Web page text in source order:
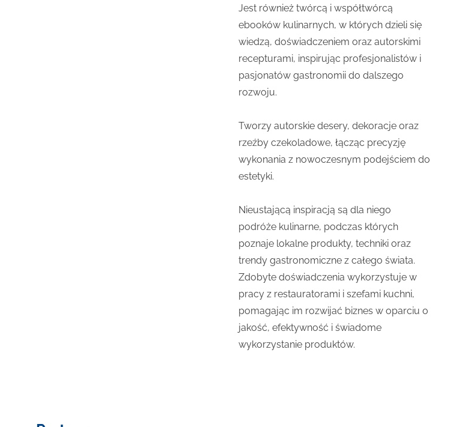
Jest również twórcą i współtwórcą
ebooków kulinarnych, w których dzieli się
wiedzą, doświadczeniem oraz autorskimi
recepturami, inspirując profesjonalistów i
pasjonatów gastronomii do dalszego
rozwoju.
Tworzy autorskie desery, dekoracje oraz
rzeźby czekoladowe, łącząc precyzję
wykonania z nowoczesnym podejściem do
estetyki.
Nieustającą inspiracją są dla niego
podróże kulinarne, podczas których
poznaje lokalne produkty, techniki oraz
trendy gastronomiczne z całego świata.
Zdobyte doświadczenia wykorzystuje w
pracy z restauratorami i szefami kuchni,
pomagając im rozwijać biznes w oparciu o
jakość, efektywność i świadome
wykorzystanie produktów.